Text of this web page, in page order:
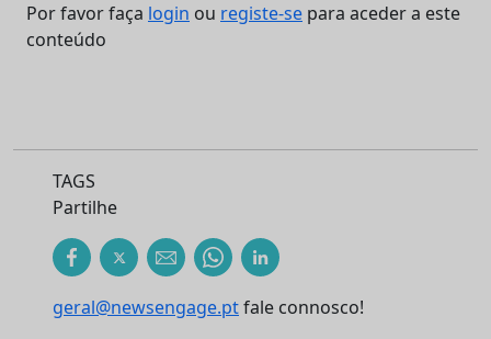
Por favor faça login ou registe-se para aceder a este
conteúdo
TAGS
Partilhe
geral@newsengage.ptfale connosco!